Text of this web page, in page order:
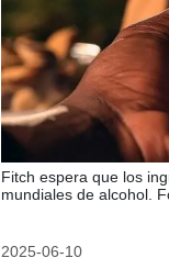
Fitch espera que los
mundiales de alcohol.
2025-06-10